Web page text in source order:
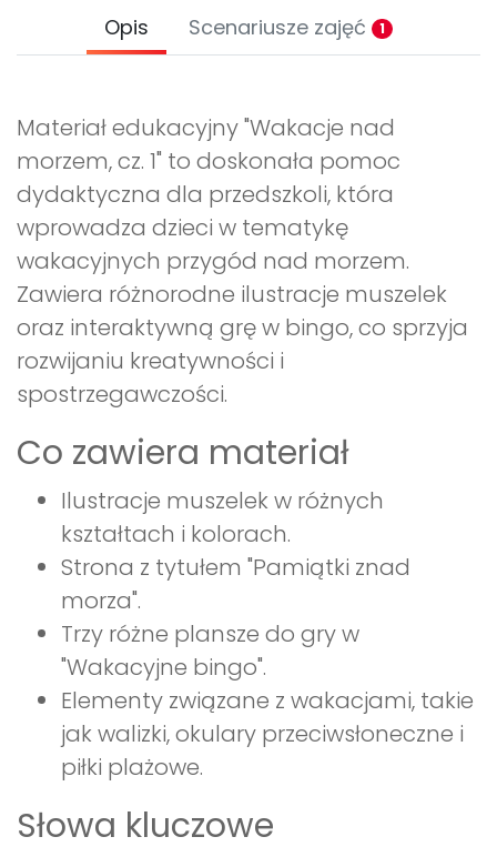
Opis Scenariusze zajęć 1
Materiał edukacyjny "Wakacje nad
morzem, cz. 1" to doskonała pomoc
dydaktyczna dla przedszkoli, która
wprowadza dzieci w tematykę
wakacyjnych przygód nad morzem.
Zawiera różnorodne ilustracje muszelek
oraz interaktywną grę w bingo, co sprzyja
rozwijaniu kreatywności i
spostrzegawczości.
Co zawiera materiał
Ilustracje muszelek w różnych
kształtach i kolorach.
Strona z tytułem "Pamiątki znad
morza".
Trzy różne plansze do gry w
"Wakacyjne bingo".
Elementy związane z wakacjami, takie
jak walizki, okulary przeciwsłoneczne i
piłki plażowe.
Słowa kluczowe